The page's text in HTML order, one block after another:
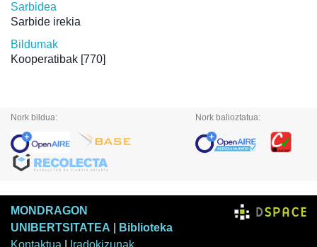
Sarbidea
Sarbide irekia
Bildumak
Kooperatibak [770]
Nork bildua: Nork balioztatua:
MONDRAGON
UNIBERTSITATEA
Biblioteka